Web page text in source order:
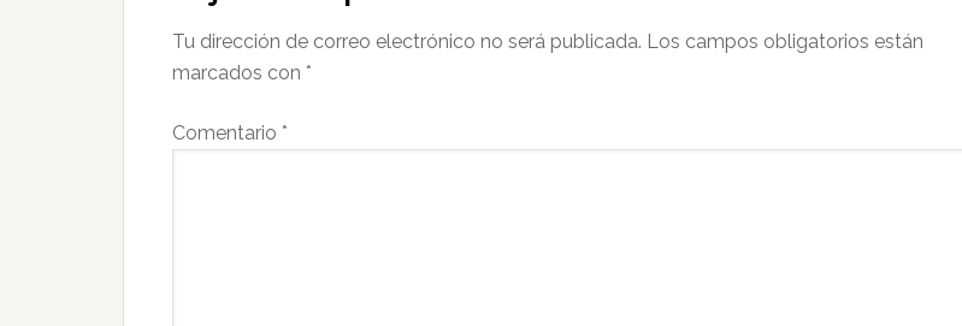
Tu dirección de correo electrónico no será publicada. Los campos obligatorios están
marcados con *
Comentario *